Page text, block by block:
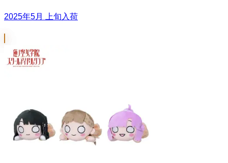
2025年5月 上旬入荷